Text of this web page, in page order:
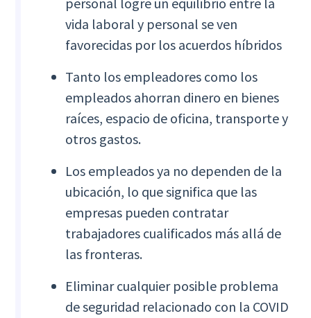
vida laboral y personal se ven
favorecidas por los acuerdos híbridos
Tanto los empleadores como los
empleados ahorran dinero en bienes
raíces, espacio de oficina, transporte y
otros gastos.
Los empleados ya no dependen de la
ubicación, lo que significa que las
empresas pueden contratar
trabajadores cualificados más allá de
las fronteras.
Eliminar cualquier posible problema
de seguridad relacionado con la COVID